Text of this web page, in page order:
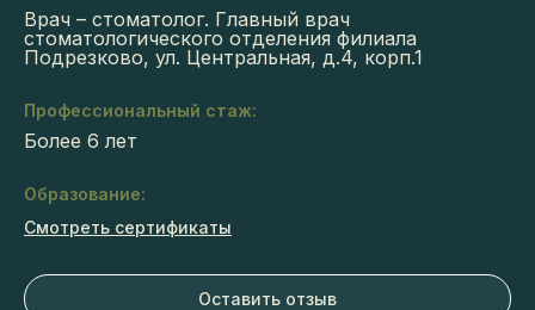
Врач – стоматолог. Главный врач
стоматологического отделения филиала
Подрезково, ул. Центральная, д.4, корп.1
Профессиональный стаж:
Более 6 лет
Образование:
Смотреть сертификаты
Оставить отзыв